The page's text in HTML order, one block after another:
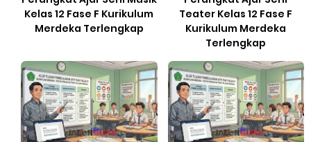
Kelas 12 Fase F Kurikulum
Merdeka Terlengkap
Teater Kelas 12 Fase F
Kurikulum Merdeka
Terlengkap